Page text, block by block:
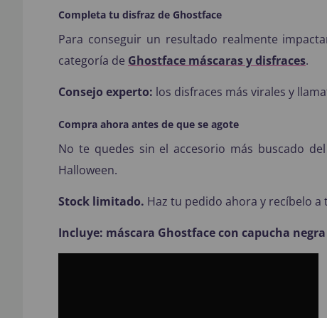
Completa tu disfraz de Ghostface
Para conseguir un resultado realmente
categoría de Ghostface máscaras y disfraces.
Consejo experto: los disfraces más virales y
Compra ahora antes de que se agote
No te quedes sin el accesorio más buscado
Halloween.
Stock limitado. Haz tu pedido ahora y recíbelo
Incluye: máscara Ghostface con capucha